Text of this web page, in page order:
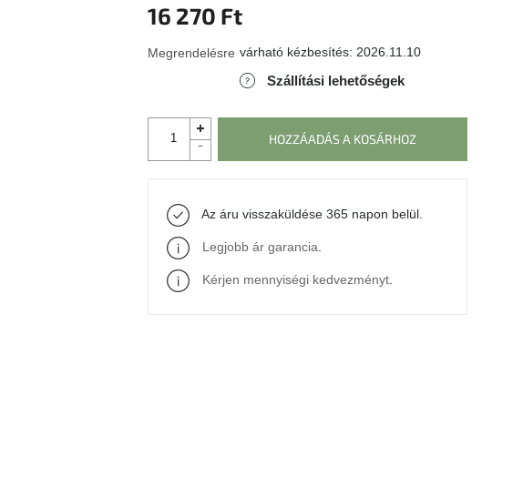
16 270 Ft
Megrendelésre várható kézbesítés: 2026.11.10
Szállítási lehetőségek
HOZZÁADÁS A KOSÁRHOZ
Az áru visszaküldése 365 napon belül.
Legjobb ár garancia
Kérjen mennyiségi kedvezményt.